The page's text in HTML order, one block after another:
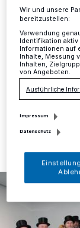
Kreis·
einer
in diesem
Kreis
16.01.2019 ,
Wir und unsere
bereitzustellen:
Verwendung
Identifikation
Informationen auf
Inhalte, Messung
Inhalten,
von Angeboten.
Ausführliche
Impressum
Datenschutz